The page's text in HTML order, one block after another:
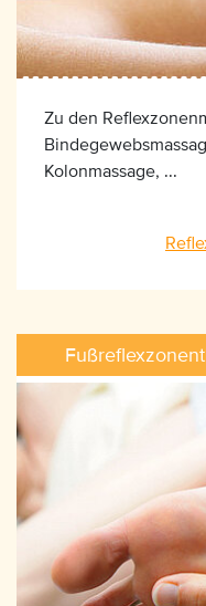
Zu den
Kolonmassage, ...